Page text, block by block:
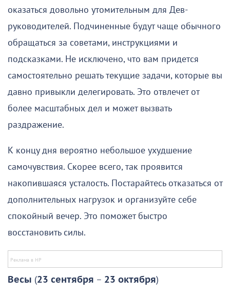
оказаться довольно утомительным для Дев-
руководителей. Подчиненные будут чаще обычного
обращаться за советами, инструкциями и
подсказками. Не исключено, что вам придется
самостоятельно решать текущие задачи, которые вы
давно привыкли делегировать. Это отвлечет от
более масштабных дел и может вызвать
раздражение.
К концу дня вероятно небольшое ухудшение
самочувствия. Скорее всего, так проявится
накопившаяся усталость. Постарайтесь отказаться от
дополнительных нагрузок и организуйте себе
спокойный вечер. Это поможет быстро
восстановить силы.
Весы (23 сентября – 23 октября)